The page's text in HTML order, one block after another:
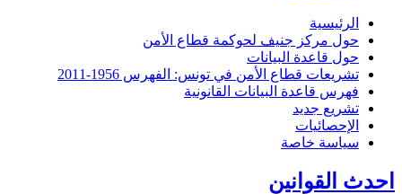
الرئيسية
حول مركز جنيف لحوكمة قطاع الأمن
حول قاعدة البيانات
تشريعات قطاع الأمن في تونس: الفهرس 1956-2011
فهرس قاعدة البيانات القانونية
تشريع جديد
الإحصائيات
سياسة خاصة
احدث القوانين